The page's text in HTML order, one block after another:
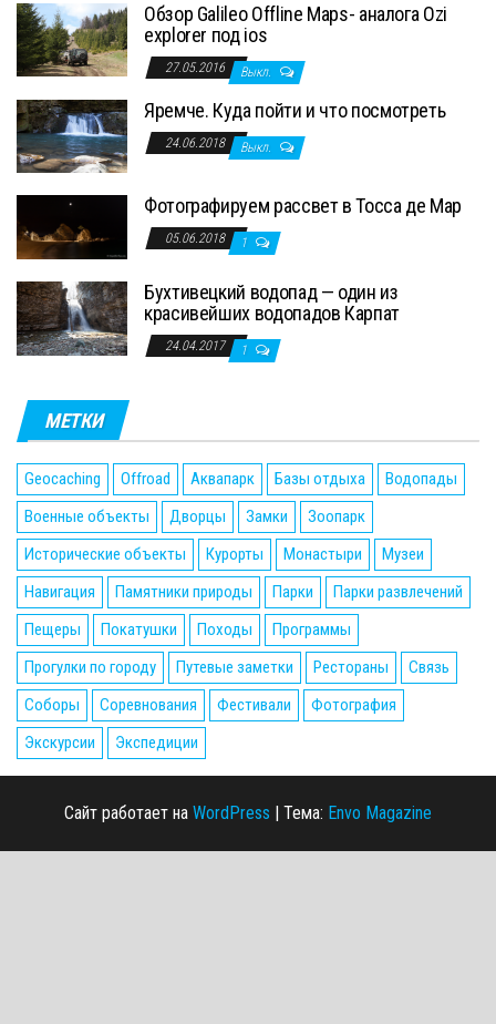
Обзор Galileo Offline Maps- аналога Ozi
explorer под ios
27.05.2016 Выкл.
Яремче. Куда пойти и что посмотреть
24.06.2018 Выкл.
Фотографируем рассвет в Тосса де Мар
05.06.2018 1
Бухтивецкий водопад — один из
красивейших водопадов Карпат
24.04.2017 1
МЕТКИ
Geocaching Offroad Аквапарк Базы отдыха
Водопады
Военные объекты
Дворцы Замки
Зоопарк
Исторические объекты
Курорты Монастыри
Музеи
Навигация
Памятники природы Парки
Парки развлечений
Пещеры
Покатушки Походы
Программы
Прогулки по городу
Путевые заметки Рестораны
Связь
Соборы
Соревнования Фестивали
Фотография
Экскурсии
Экспедиции
Сайт работает на WordPress | Тема: Envo Magazine